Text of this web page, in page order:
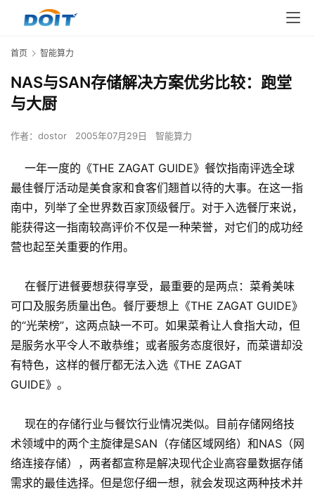
首页 智能算力
NAS与SAN存储解决方案优劣比较：跑堂
与大厨
作者： dostor 2005年07月29日 智能算力
一年一度的《THE ZAGAT GUIDE》餐饮指南评选全球
最佳餐厅活动是美食家和食客们翘首以待的大事。在这一指
南中，列举了全世界数百家顶级餐厅。对于入选餐厅来说，
能获得这一指南较高评价不仅是一种荣誉，对它们的成功经
营也起至关重要的作用。
在餐厅进餐要想获得享受，最重要的是两点：菜肴美味
可口及服务质量出色。餐厅要想上《THE ZAGAT GUIDE》
的“光荣榜”，这两点缺一不可。如果菜肴让人食指大动，但
是服务水平令人不敢恭维；或者服务态度很好，而菜谱却没
有特色，这样的餐厅都无法入选《THE ZAGAT
GUIDE》。
现在的存储行业与餐饮行业情况类似。目前存储网络技
术领域中的两个主旋律是SAN（存储区域网络）和NAS（网
络连接存储），两者都宣称是解决现代企业高容量数据存储
需求的最佳选择。但是您仔细一想，就会发现这两种技术并